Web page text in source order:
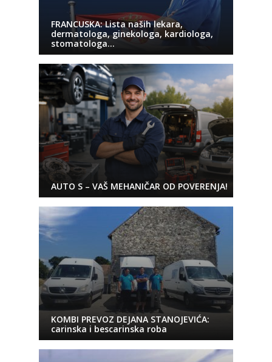
FRANCUSKA: Lista naših lekara,
dermatologa, ginekologa, kardiologa,
stomatologa…
AUTO S – VAŠ MEHANIČAR OD POVERENJA!
KOMBI PREVOZ DEJANA STANOJEVIĆA:
carinska i bescarinska roba